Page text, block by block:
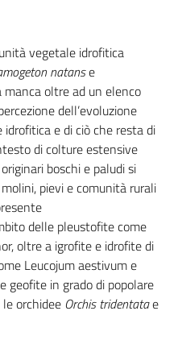
vegetale idrofitica
natanse
oltre ad un elenco
dell’evoluzione
e di ciò che resta di
di colture estensive
boschi e paludi si
pievi e comunità rurali
delle pleustofite come
oltre a igrofite e idrofite di
Leucojum aestivum e
geofite in grado di popolare
orchidee Orchis tridentatae